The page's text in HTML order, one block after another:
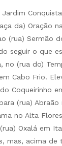
da) Oração
(rua) Sermão
seguir o que
(rua do)
Cabo Frio.
Coqueirinho
(rua)
no Alta
Oxalá em
mas, acima